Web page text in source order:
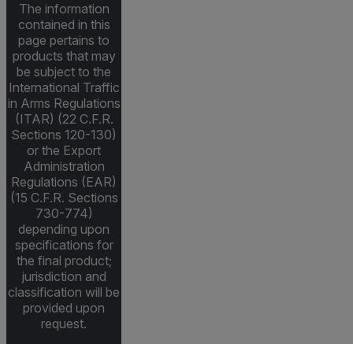
The information
contained in this
page pertains to
products that may
be subject to the
International Traffic
in Arms Regulations
(ITAR) (22 C.F.R.
Sections 120-130)
or the Export
Administration
Regulations (EAR)
(15 C.F.R. Sections
730-774)
depending upon
specifications for
the final product;
jurisdiction and
classification will be
provided upon
request.